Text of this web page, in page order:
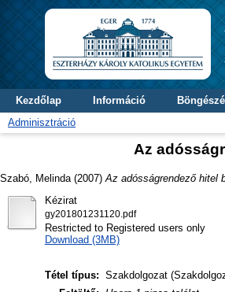
Kezdőlap Információ
Adminisztráció
Az
Szabó, Melinda (2007) Az adósságrendező hitel
Kézirat
gy201801231120.pdf
Restricted to Registered users only
Download (3MB)
Tétel típus: Szakdolgozat